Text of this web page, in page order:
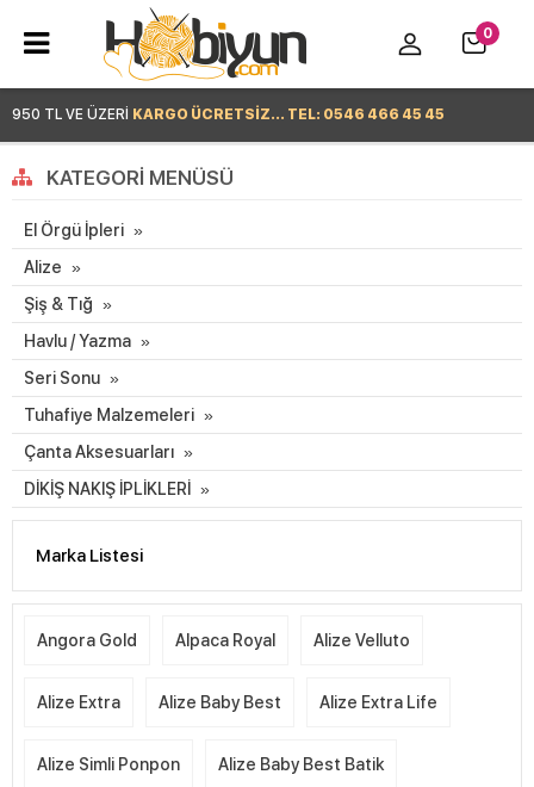
950 TL VE ÜZERİ KARGO ÜCRETSİZ... TEL: 0546 466 45 45
0
KATEGORI MENÜSÜ
El Örgü İpleri
Alize
Şiş & Tığ
Havlu / Yazma
Seri Sonu
Tuhafiye Malzemeleri
Çanta Aksesuarları
DİKİŞ NAKIŞ İPLİKLERİ
Marka Listesi
Angora Gold Alpaca Royal Alize Velluto
Alize Extra Alize Baby Best Alize Extra Life
Alize Simli Ponpon Alize Baby Best Batik